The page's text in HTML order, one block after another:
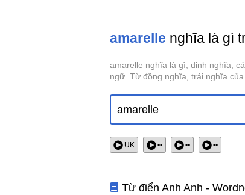
amarelle nghĩa là gì
amarelle nghĩa là gì, định nghĩa,
ngữ. Từ đồng nghĩa, trái nghĩa của
UK •• •• ••
Từ điển Anh Anh -